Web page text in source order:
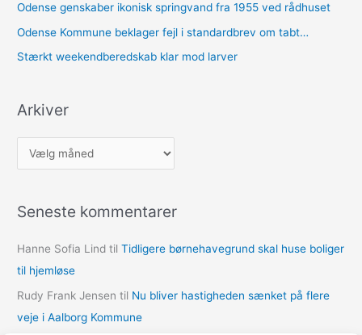
Odense genskaber ikonisk springvand fra 1955 ved rådhuset
Odense Kommune beklager fejl i standardbrev om tabt…
Stærkt weekendberedskab klar mod larver
Arkiver
r
i
e
r
Seneste kommentarer
Hanne Sofia Lind tilTidligere børnehavegrund skal huse boliger
til hjemløse
Rudy Frank Jensen til Nu bliver hastigheden sænket på flere
veje i Aalborg Kommune